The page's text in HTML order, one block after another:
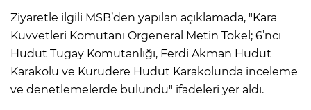
Ziyaretle ilgili MSB’den yapılan açıklamada, "Kara
Kuvvetleri Komutanı Orgeneral Metin Tokel; 6’ncı
Hudut Tugay Komutanlığı, Ferdi Akman Hudut
Karakolu ve Kurudere Hudut Karakolunda inceleme
ve denetlemelerde bulundu" ifadeleri yer aldı.